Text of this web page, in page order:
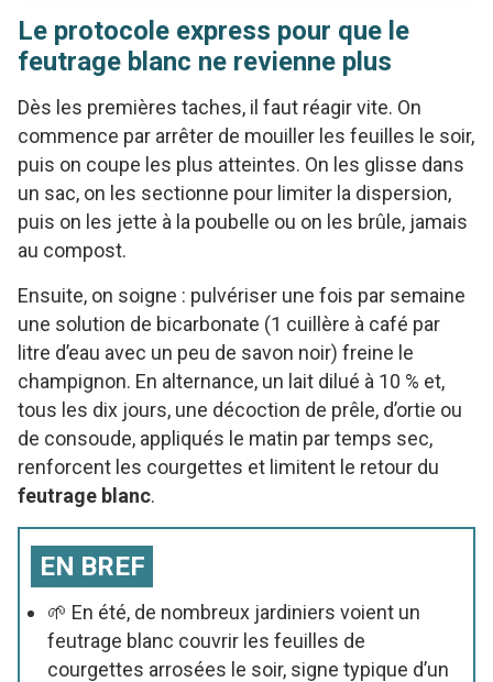
Le protocole express pour que le
feutrage blanc ne revienne plus
Dès les premières taches, il faut réagir vite. On
commence par arrêter de mouiller les feuilles le soir,
puis on coupe les plus atteintes. On les glisse dans
un sac, on les sectionne pour limiter la dispersion,
puis on les jette à la poubelle ou on les brûle, jamais
au compost.
Ensuite, on soigne : pulvériser une fois par semaine
une solution de bicarbonate (1 cuillère à café par
litre d’eau avec un peu de savon noir) freine le
champignon. En alternance, un lait dilué à 10 % et,
tous les dix jours, une décoction de prêle, d’ortie ou
de consoude, appliqués le matin par temps sec,
renforcent les courgettes et limitent le retour du
feutrage blanc.
EN BREF
🌱 En été, de nombreux jardiniers voient un
feutrage blanc couvrir les feuilles de
courgettes arrosées le soir, signe typique d’un